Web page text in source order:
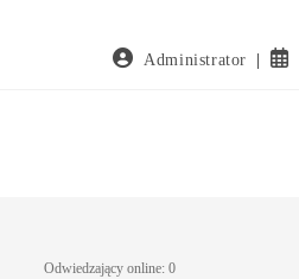
Administrator
Odwiedzający online:0